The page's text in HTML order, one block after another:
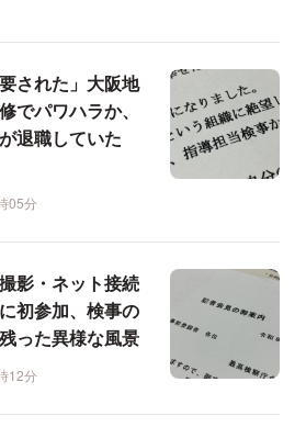
された」大阪地
でパワハラか、
退職していた
05分
影・ネット接続
初参加、検事の
った異様な風景
12分